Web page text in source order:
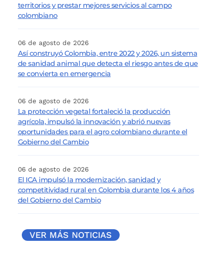
territorios y prestar mejores servicios al campo
colombiano
06 de agosto de 2026
Así construyó Colombia, entre 2022 y 2026, un sistema
de sanidad animal que detecta el riesgo antes de que
se convierta en emergencia
06 de agosto de 2026
La protección vegetal fortaleció la producción
agrícola, impulsó la innovación y abrió nuevas
oportunidades para el agro colombiano durante el
Gobierno del Cambio
06 de agosto de 2026
El ICA impulsó la modernización, sanidad y
competitividad rural en Colombia durante los 4 años
del Gobierno del Cambio
VER MÁS NOTICIAS